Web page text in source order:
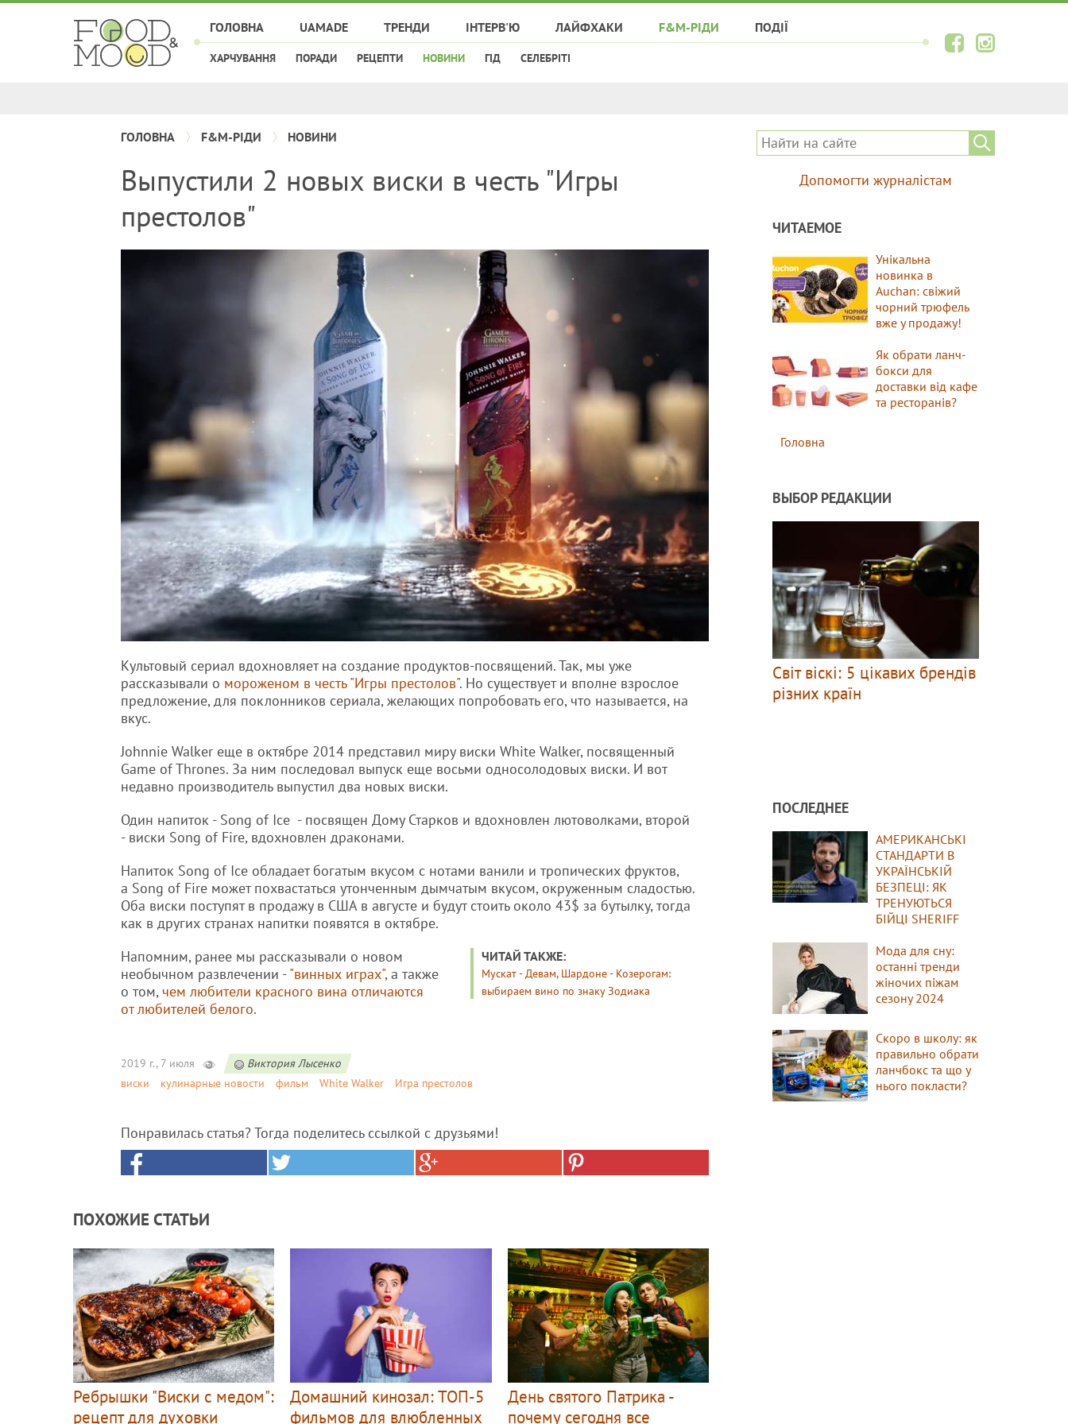
ГОЛОВНА UAMADE ТРЕНДИ ІНТЕРВ'Ю ЛАЙФХАКИ F&M-РІДИ
ХАРЧУВАННЯ ПОРАДИ РЕЦЕПТИ НОВИНИ ГІД СЕЛЕБРІТІ
ПОДІЇ
ГОЛОВНА F&M-РІДИ НОВИНИ
Выпустили 2 новых виски в честь "Игры
престолов"
Культовый сериал вдохновляет на создание продуктов-посвящений. Так, мы уже
рассказывали о мороженом в честь "Игры престолов". Но существует и вполне взрослое
предложение, для поклонников сериала, желающих попробовать его, что называется, на
вкус.
Johnnie Walker еще в октябре 2014 представил миру виски White Walker, посвященный
Game of Thrones. За ним последовал выпуск еще восьми односолодовых виски. И вот
недавно производитель выпустил два новых виски.
Один напиток - Song of Ice - посвящен Дому Старков и вдохновлен лютоволками, второй
- виски Song of Fire, вдохновлен драконами.
Напиток Song of Ice обладает богатым вкусом с нотами ванили и тропических фруктов,
а Song of Fire может похвастаться утонченным дымчатым вкусом, окруженным сладостью.
Оба виски поступят в продажу в США в августе и будут стоить около 43$ за бутылку, тогда
как в других странах напитки появятся в октябре.
ЧИТАЙ ТАКЖЕ:
Мускат - Девам, Шардоне - Козерогам:
выбираем вино по знаку Зодиака
Напомним, ранее мы рассказывали о новом
необычном развлечении -"винных играх", а также
о том, чем любители красного вина отличаются
от любителей белого.
2019 г., 7 июля
Виктория Лысенко
виски
кулинарные новости фильм White Walker Игра престолов
Понравилась статья? Тогда поделитесь ссылкой с друзьями!
ПОХОЖИЕ СТАТЬИ
Ребрышки "Виски с медом":
рецепт для духовки
Домашний кинозал: ТОП-5
фильмов для влюбленных
День святого Патрика -
почему сегодня все
Допомогти журналістам
ЧИТАЕМОЕ
Унікальна
новинка в
Auchan: свіжий
чорний трюфель
вже у продажу!
Як обрати ланч-
бокси для
доставки від кафе
та ресторанів?
Головна
ВЫБОР РЕДАКЦИИ
Світ віскі: 5 цікавих брендів
різних країн
ПОСЛЕДНЕЕ
АМЕРИКАНСЬКІ
СТАНДАРТИ В
УКРАЇНСЬКІЙ
БЕЗПЕЦІ: ЯК
ТРЕНУЮТЬСЯ
БІЙЦІ SHERIFF
Мода для сну:
останні тренди
жіночих піжам
сезону 2024
Скоро в школу: як
правильно обрати
ланчбокс та що у
нього покласти?